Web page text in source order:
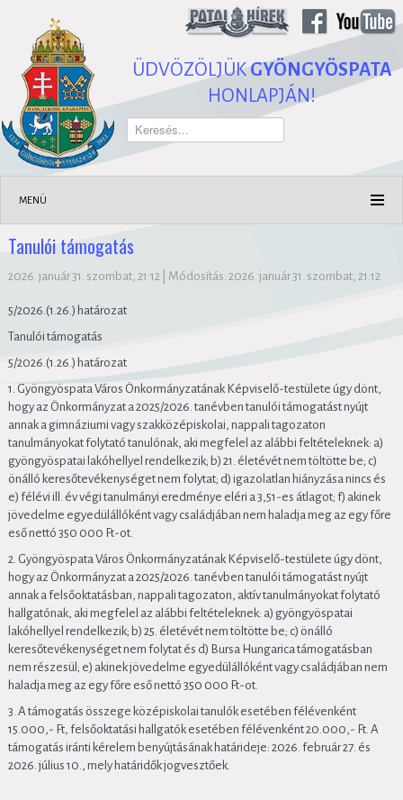
ÜDVÖZÖLJÜKGYÖNGYÖSPATA
HONLAPJÁN!
Keresés...
MENÜ
Tanulói támogatás
2026. január 31. szombat, 21:12 Módosítás: 2026. január 31. szombat, 21:12
5/2026.(1.26.) határozat
Tanulói támogatás
5/2026.(1.26.) határozat
1. Gyöngyöspata Város Önkormányzatának Képviselő-testülete úgy dönt,
hogy az Önkormányzat a 2025/2026. tanévben tanulói támogatást nyújt
annak a gimnáziumi vagy szakközépiskolai, nappali tagozaton
tanulmányokat folytató tanulónak, aki megfelel az alábbi feltételeknek: a)
gyöngyöspatai lakóhellyel rendelkezik; b) 21. életévét nem töltötte be; c)
önálló keresőtevékenységet nem folytat; d) igazolatlan hiányzása nincs és
e) félévi ill. év végi tanulmányi eredménye eléri a 3,51-es átlagot; f) akinek
jövedelme egyedülállóként vagy családjában nem haladja meg az egy főre
eső nettó 350 000 Ft-ot.
2. Gyöngyöspata Város Önkormányzatának Képviselő-testülete úgy dönt,
hogy az Önkormányzat a 2025/2026. tanévben tanulói támogatást nyújt
annak a felsőoktatásban, nappali tagozaton, aktív tanulmányokat folytató
hallgatónak, aki megfelel az alábbi feltételeknek: a) gyöngyöspatai
lakóhellyel rendelkezik; b) 25. életévét nem töltötte be; c) önálló
keresőtevékenységet nem folytat és d) Bursa Hungarica támogatásban
nem részesül; e) akinek jövedelme egyedülállóként vagy családjában nem
haladja meg az egy főre eső nettó 350 000 Ft-ot.
3. A támogatás összege középiskolai tanulók esetében félévenként
15.000,- Ft, felsőoktatási hallgatók esetében félévenként 20.000,- Ft. A
támogatás iránti kérelem benyújtásának határideje: 2026. február 27. és
2026. július 10., mely határidők jogvesztőek.